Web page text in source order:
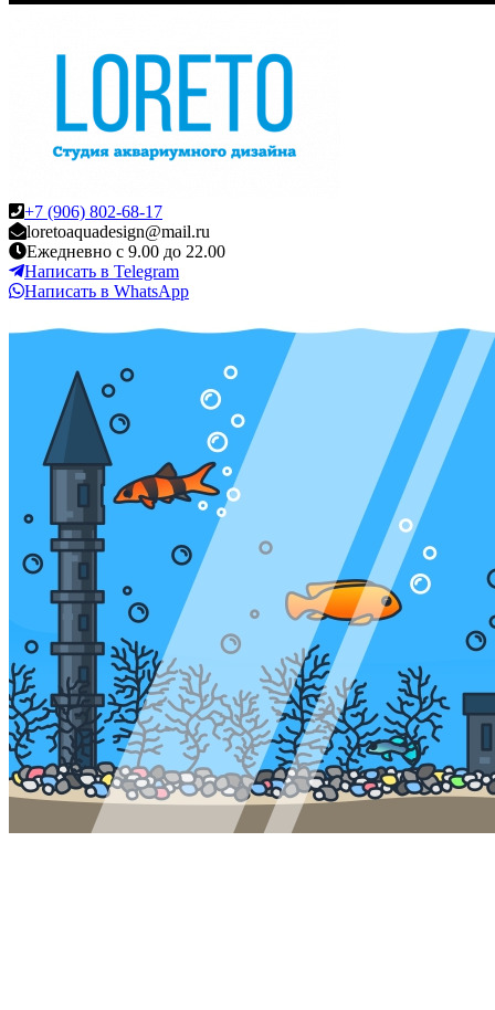
+7 (906) 802-68-17
loretoaquadesign@mail.ru
Ежедневно с 9.00 до 22.00
Написать в Telegram
Написать в WhatsApp